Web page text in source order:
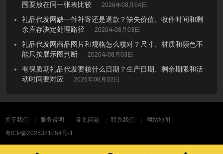
围要放在同一张表比较
2026年08月04日
礼品代发网缺一件补寄还是退款？缺失价值、收件时间和剩
余库存决定处理路径
2026年08月03日
礼品代发网商品图片和规格怎么核对？尺寸、材质和颜色不
能只按展示图判断
2026年08月03日
有保质期礼品代发要核什么日期？生产日期、剩余期限和活
动时间要对应
2026年08月02日
关于我们 服务说明 常见问题 联系我们
网站地图
粤ICP备2025381054号-1